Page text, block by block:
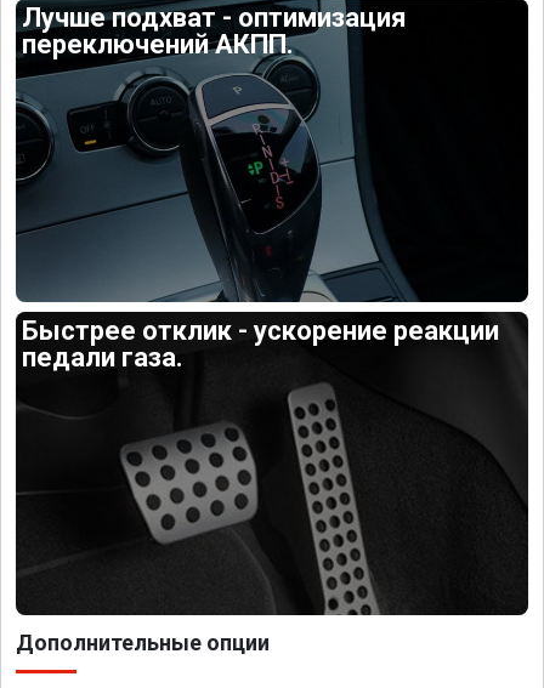
Лучше подхват - оптимизация
переключений АКПП.
Быстрее отклик - ускорение реакции
педали газа.
Дополнительные опции